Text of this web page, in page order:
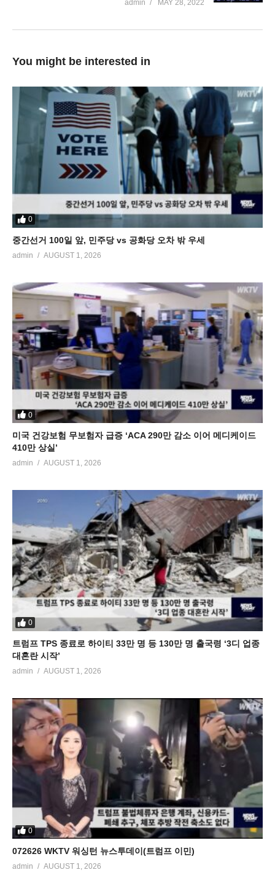
admin MAY 28, 2022
You might be interested in
0
중간선거 100일 앞, 민주당 vs 공화당 오차 밖 우세
admin AUGUST 1, 2026
0
미국 건강보험 무보험자 급증 ‘ACA 290만 감소 이어 메디케이드
410만 상실’
admin AUGUST 1, 2026
0
트럼프 TPS 종료로 하이티 33만 명 등 130만 명 출국령 ‘3디 업종
대혼란 시작’
admin AUGUST 1, 2026
0
072626 WKTV 워싱턴 뉴스투데이(트럼프 이민)
admin AUGUST 1, 2026